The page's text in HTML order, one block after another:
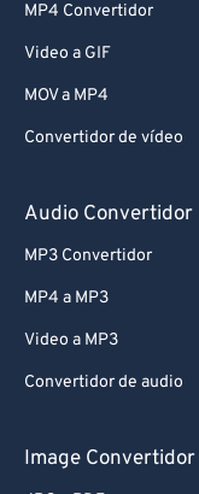
MP4 Convertidor
Video a GIF
MOV a MP4
Convertidor de vídeo
Audio Convertidor
MP3 Convertidor
MP4 a MP3
Video a MP3
Convertidor de audio
Image Convertidor